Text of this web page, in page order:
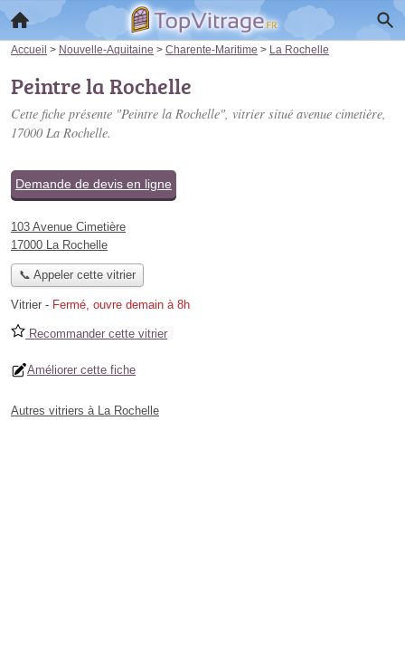
Accueil > Nouvelle-Aquitaine > Charente-Maritime > La Rochelle
Peintre la Rochelle
Cette fiche présente "Peintre la Rochelle", vitrier situé avenue cimetière,
17000 La Rochelle.
Demande de devis en ligne
103 Avenue Cimetière
17000 La Rochelle
📞 Appeler cette vitrier
Vitrier - Fermé, ouvre demain à 8h
Recommander cette vitrier
Améliorer cette fiche
Autres vitriers à La Rochelle